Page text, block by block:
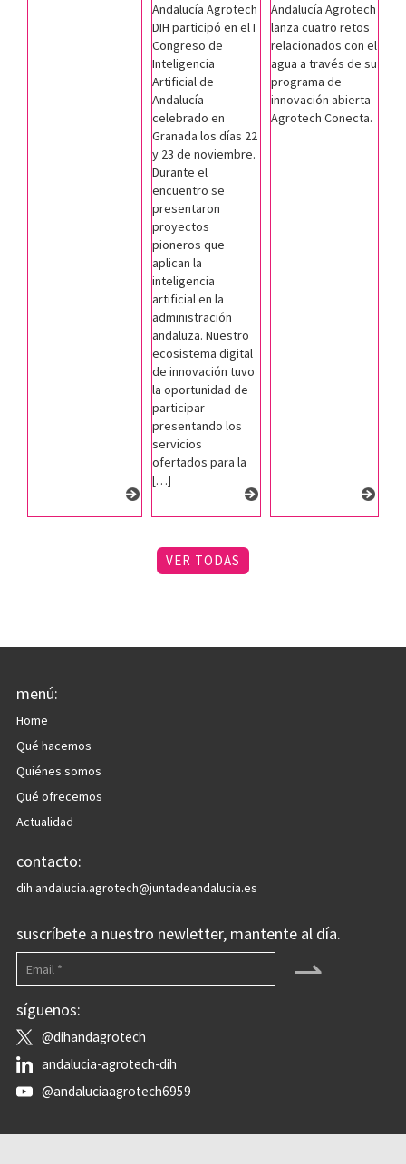
Andalucía Agrotech
DIH participó en el I
Congreso de
Inteligencia
Artificial de
Andalucía
celebrado en
Granada los días 22
y 23 de noviembre.
Durante el
encuentro se
presentaron
proyectos
pioneros que
aplican la
inteligencia
artificial en la
administración
andaluza. Nuestro
ecosistema digital
de innovación tuvo
la oportunidad de
participar
presentando los
servicios
ofertados para la
[…]
Andalucía Agrotech
lanza cuatro retos
relacionados con el
agua a través de su
programa de
innovación abierta
Agrotech Conecta.
VER TODAS
menú:
Home
Qué hacemos
Quiénes somos
Qué ofrecemos
Actualidad
contacto:
dih.andalucia.agrotech@juntadeandalucia.es
suscríbete a nuestro newletter, mantente al día.
⇀
síguenos:
@dihandagrotech
andalucia-agrotech-dih
@andaluciaagrotech6959